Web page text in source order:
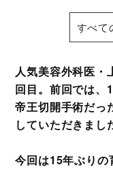
すべて
人気美容外科医・
回目。前回では、
帝王切開手術だっ
していただきまし
今回は15年ぶり